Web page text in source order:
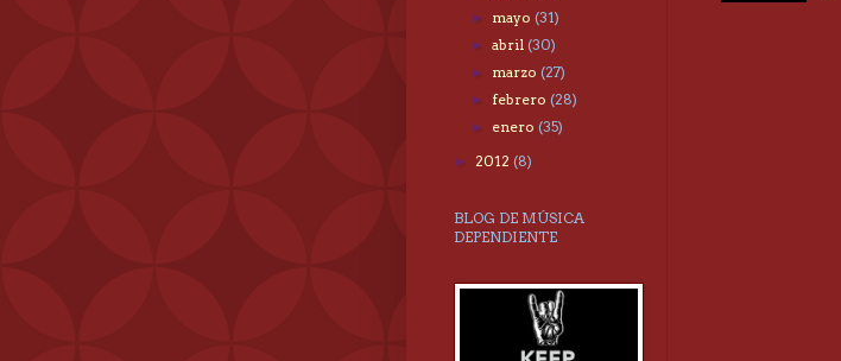
► mayo(31)
►abril(30)
► marzo(27)
►febrero(28)
► enero(35)
► 2012 (8)
BLOG DE MÚSICA
DEPENDIENTE